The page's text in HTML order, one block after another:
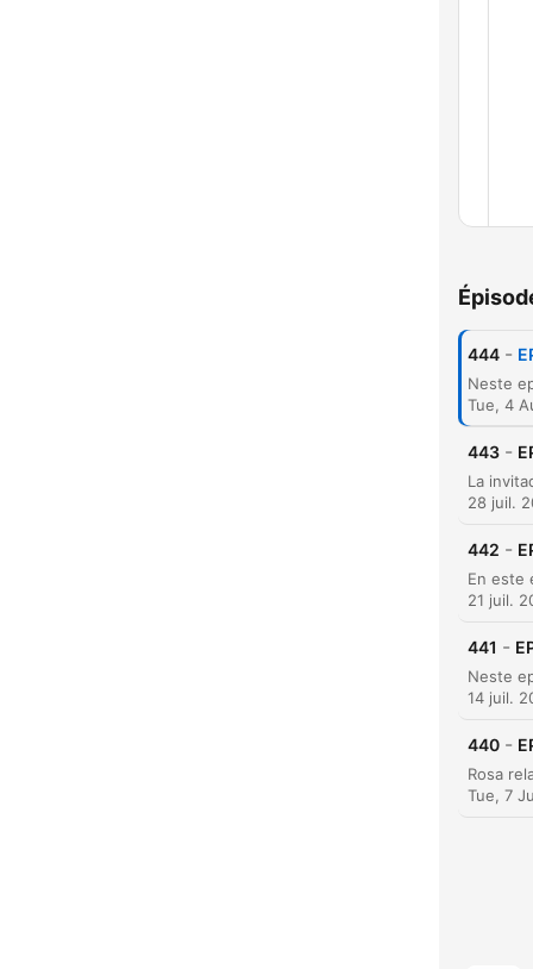
444 -
Tue, 4
443 -
28 juil.
442 -
21 juil.
441 -
14 juil.
440 -
Tue, 7